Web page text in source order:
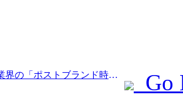
Prev:ホテル業界の「ポストブランド時代」：規模拡大から効率化へ
Go